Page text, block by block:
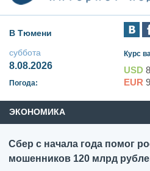
В Тюмени
суббота
8.08.2026
Погода:
Курс
USD
EUR
ЭКОНОМИКА
Сбер с начала года помог
мошенников 120 млрд